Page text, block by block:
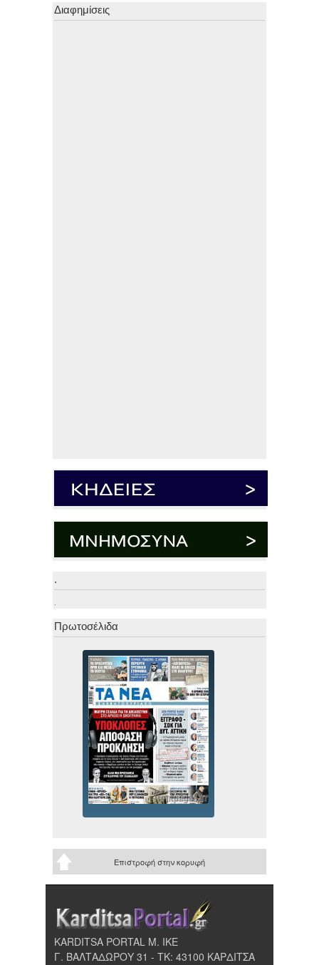
Διαφημίσεις
.
Πρωτοσέλιδα
Επιστροφή στην κορυφή
KARDITSA PORTAL Μ. ΙΚΕ
Γ. ΒΑΛΤΑΔΩΡΟΥ 31 - ΤΚ: 43100 ΚΑΡΔΙΤΣΑ